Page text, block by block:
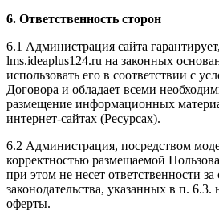
6. Ответственность сторон
6.1 Администрация сайта
lms.ideaplus124.ru на законных
использовать его в соответствии с
Договора и обладает всеми
размещение информационных
интернет-сайтах (Ресурсах).
6.2 Администрация, посредством
корректностью размещаемой
при этом не несет ответственности
законодательства, указанных в п.
оферты.